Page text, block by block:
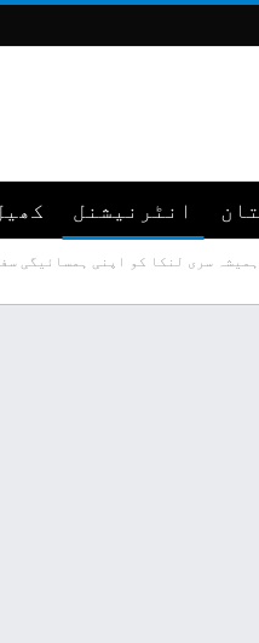
انٹرنیشنل
سری لنکا کو اپنی ہمسائیگی